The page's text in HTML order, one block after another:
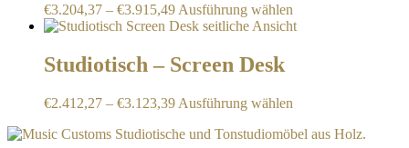
gewählt
werden
Die
Optionen
gewählt
werden
€3.204,37 – €3.915,49 Ausführung wählen
Produkt
Die
können
Studiotisch – Screen Desk
€2.412,27 – €3.123,39 Ausführung wählen
weist